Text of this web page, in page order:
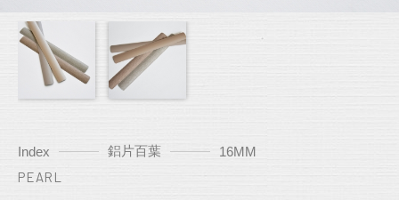
Index 鋁片百葉 16MM
PEARL